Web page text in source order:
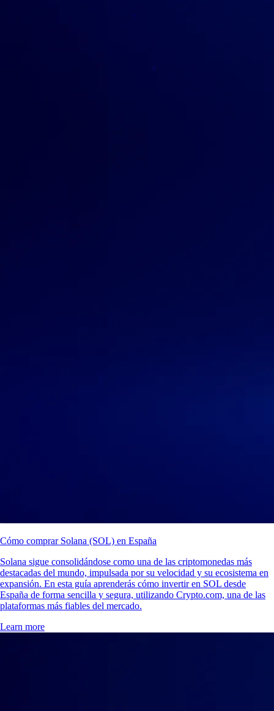
Cómo comprar Solana (SOL) en España
Solana sigue consolidándose como una de las criptomonedas más
destacadas del mundo, impulsada por su velocidad y su ecosistema en
expansión. En esta guía aprenderás cómo invertir en SOL desde
España de forma sencilla y segura, utilizando Crypto.com, una de las
plataformas más fiables del mercado.
Learn more